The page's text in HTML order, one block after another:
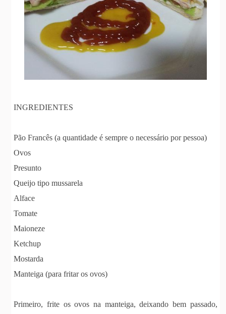
INGREDIENTES
Pão Francês (a quantidade é sempre o necessário por pessoa)
Ovos
Presunto
Queijo tipo mussarela
Alface
Tomate
Maioneze
Ketchup
Mostarda
Manteiga (para fritar os ovos)
Primeiro, frite os ovos na manteiga, deixando bem passado,